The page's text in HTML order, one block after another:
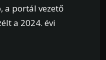
a portál vezető
a 2024. évi